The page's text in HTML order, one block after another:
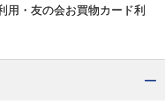
用・友の会お買物カード利